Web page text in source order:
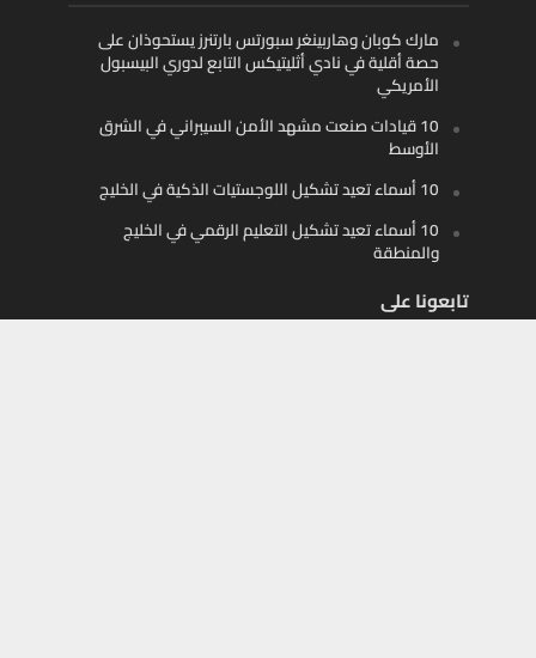
مارك كوبان وهاربينغر سبورتس بارتنرز يستحوذان على
حصة أقلية في نادي أثليتيكس التابع لدوري البيسبول
الأمريكي
10 قيادات صنعت مشهد الأمن السيبراني في الشرق
الأوسط
10 أسماء تعيد تشكيل اللوجستيات الذكية في الخليج
10 أسماء تعيد تشكيل التعليم الرقمي في الخليج
والمنطقة
تابعونا على